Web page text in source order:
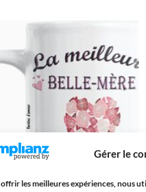
Gérer le
les meilleures expériences, nous
LISTE
D’ENVIES